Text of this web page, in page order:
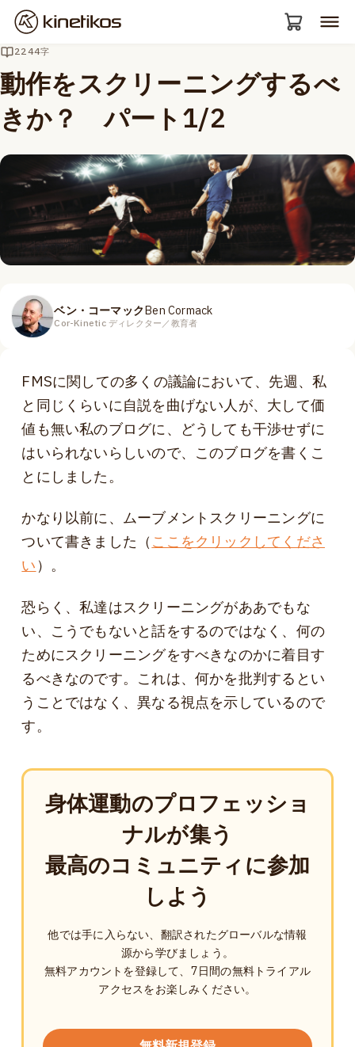
2244字
動作をスクリーニングするべ
きか？ パート1/2
ベン・コーマックBen Cormack
Cor-Kinetic ディレクター／教育者
FMSに関しての多くの議論において、先週、私
と同じくらいに自説を曲げない人が、大して価
値も無い私のブログに、どうしても干渉せずに
はいられないらしいので、このブログを書くこ
とにしました。
かなり以前に、ムーブメントスクリーニングに
ついて書きました（ここをクリックしてくださ
い）。
恐らく、私達はスクリーニングがああでもな
い、こうでもないと話をするのではなく、何の
ためにスクリーニングをすべきなのかに着目す
るべきなのです。これは、何かを批判するとい
うことではなく、異なる視点を示しているので
す。
身体運動のプロフェッショ
ナルが集う
最高のコミュニティに参加
しよう
他では手に入らない、翻訳されたグローバルな情報
源から学びましょう。
無料アカウントを登録して、7日間の無料トライアル
アクセスをお楽しみください。